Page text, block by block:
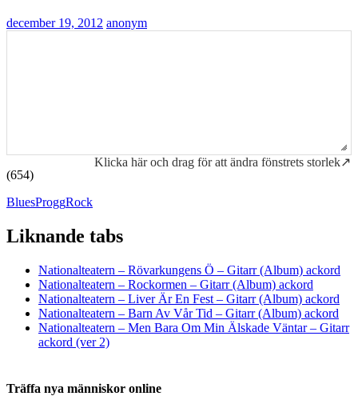
december 19, 2012 anonym
Klicka här och drag för att ändra fönstrets storlek↗
(654)
BluesProggRock
Liknande tabs
Nationalteatern – Rövarkungens Ö – Gitarr (Album) ackord
Nationalteatern – Rockormen – Gitarr (Album) ackord
Nationalteatern – Liver Är En Fest – Gitarr (Album) ackord
Nationalteatern – Barn Av Vår Tid – Gitarr (Album) ackord
Nationalteatern – Men Bara Om Min Älskade Väntar – Gitarr
ackord (ver 2)
Träffa nya människor online